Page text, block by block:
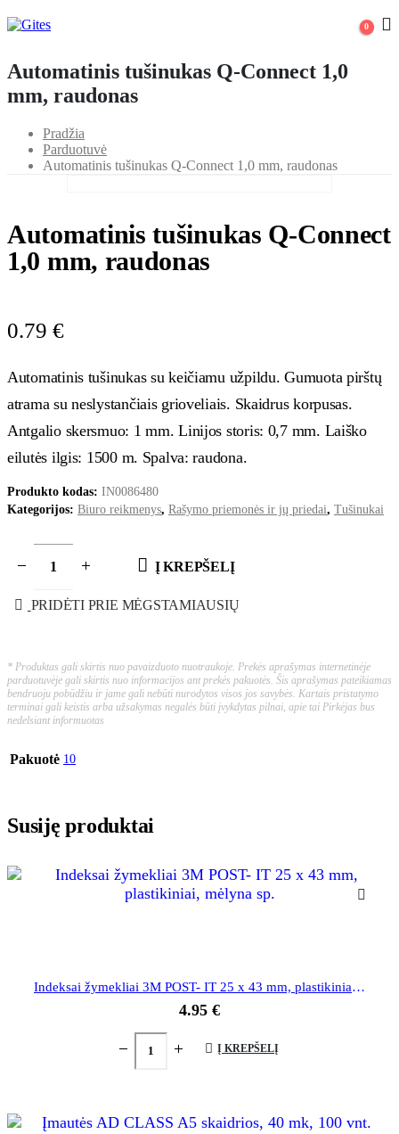
0
Automatinis tušinukas Q-Connect 1,0
mm, raudonas
Pradžia
Parduotuvė
Automatinis tušinukas Q-Connect 1,0 mm, raudonas
Automatinis tušinukas Q-Connect
1,0 mm, raudonas
0.79 €
Automatinis tušinukas su keičiamu užpildu. Gumuota pirštų
atrama su neslystančiais grioveliais. Skaidrus korpusas.
Antgalio skersmuo: 1 mm. Linijos storis: 0,7 mm. Laiško
eilutės ilgis: 1500 m. Spalva: raudona.
Produkto kodas: IN0086480
Kategorijos: Biuro reikmenys, Rašymo priemonės ir jų priedai, Tušinukai
Į KREPŠELĮ
PRIDĖTI PRIE MĖGSTAMIAUSIŲ
* Produktas gali skirtis nuo pavaizduoto nuotraukoje. Prekės aprašymas internetinėje
parduotuvėje gali skirtis nuo informacijos ant prekės pakuotės. Šis aprašymas pateikiamas
bendruoju pobūdžiu ir jame gali nebūti nurodytos visos jos savybės. Kartais pristatymo
terminai gali keistis arba užsakymas negalės būti įvykdytas pilnai, apie tai Pirkėjas bus
nedelsiant informuotas
Pakuotė 10
Susiję produktai
Indeksai žymekliai 3M POST- IT 25 x 43 mm, plastikiniai, mėlyna sp.
4.95 €
Į KREPŠELĮ